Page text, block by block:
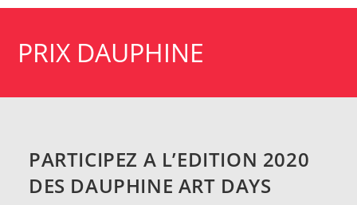
PRIX DAUPHINE
PARTICIPEZ A L’EDITION 2020
DES DAUPHINE ART DAYS